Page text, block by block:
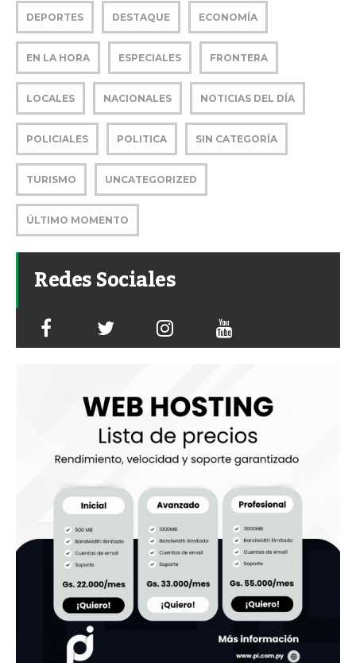
DEPORTES DESTAQUE ECONOMÍA
EN LA HORA ESPECIALES FRONTERA
LOCALES NACIONALES NOTICIAS DEL DÍA
POLICIALES POLITICA SIN CATEGORÍA
TURISMO UNCATEGORIZED
ÚLTIMO MOMENTO
Redes Sociales